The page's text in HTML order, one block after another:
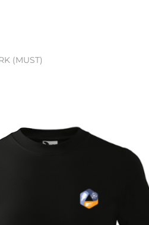
(MUST)